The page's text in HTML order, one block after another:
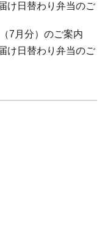
け日替わり弁当のご
7月分）のご案内
け日替わり弁当のご